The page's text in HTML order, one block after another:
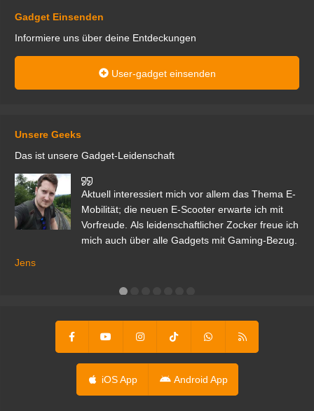
Gadget Einsenden
Informiere uns über deine Entdeckungen
User-gadget einsenden
Unsere Geeks
Das ist unsere Gadget-Leidenschaft
Aktuell interessiert mich vor allem das Thema E-
Mobilität; die neuen E-Scooter erwarte ich mit
Vorfreude. Als leidenschaftlicher Zocker freue ich
mich auch über alle Gadgets mit Gaming-Bezug.
Jens
iOS App Android App